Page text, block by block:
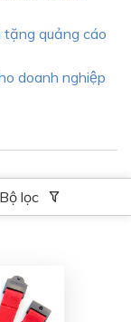
tặng quảng cáo
doanh nghiệp
Bộ lọc